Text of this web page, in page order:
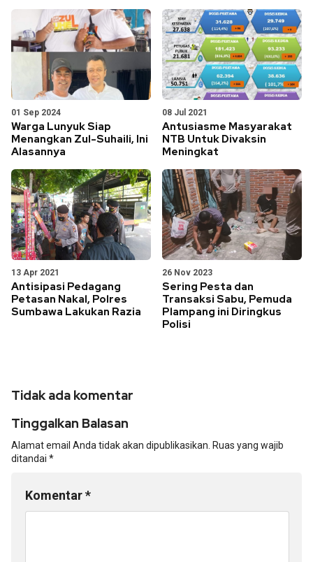
01 Sep 2024
Warga Lunyuk Siap
Menangkan Zul-Suhaili, Ini
Alasannya
08 Jul 2021
Antusiasme Masyarakat
NTB Untuk Divaksin
Meningkat
13 Apr 2021
Antisipasi Pedagang
Petasan Nakal, Polres
Sumbawa Lakukan Razia
26 Nov 2023
Sering Pesta dan
Transaksi Sabu, Pemuda
Plampang ini Diringkus
Polisi
Tidak ada komentar
Tinggalkan Balasan
Alamat email Anda tidak akan dipublikasikan. Ruas yang wajib
ditandai *
Komentar*